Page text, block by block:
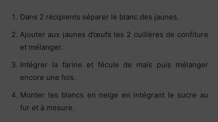
Dans 2 récipients séparer le blanc des jaunes.
Ajouter aux jaunes d’œufs les 2 cuillères de confiture
et mélanger.
Intégrer la farine et fécule de maïs puis mélanger
encore une fois.
Monter les blancs en neige en intégrant le sucre au
fur et à mesure.